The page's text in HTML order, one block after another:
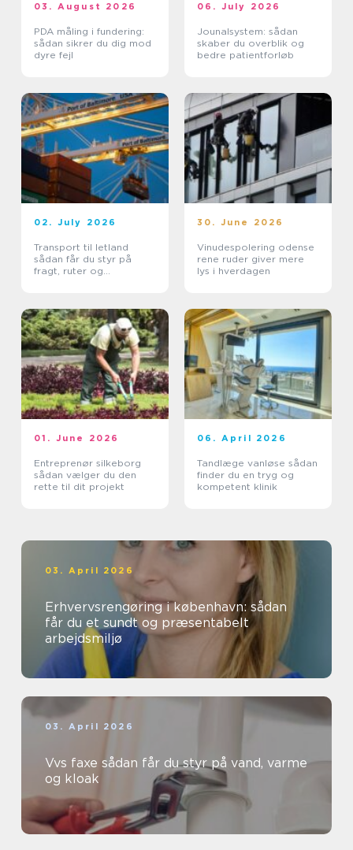
03. August 2026
PDA måling i fundering:
sådan sikrer du dig mod
dyre fejl
06. July 2026
Jounalsystem: sådan
skaber du overblik og
bedre patientforløb
02. July 2026
Transport til letland
sådan får du styr på
fragt, ruter og
30. June 2026
Vinudespolering odense
rene ruder giver mere
lys i hverdagen
01. June 2026
Entreprenør silkeborg
sådan vælger du den
rette til dit projekt
06. April 2026
Tandlæge vanløse sådan
finder du en tryg og
kompetent klinik
03. April 2026
Erhvervsrengøring i københavn: sådan
får du et sundt og præsentabelt
arbejdsmiljø
03. April 2026
Vvs faxe sådan får du styr på vand, varme
og kloak